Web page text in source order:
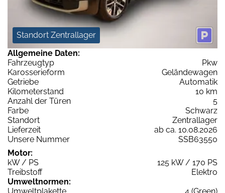
Standort Zentrallager
Allgemeine Daten:
Fahrzeugtyp
Pkw
Karosserieform
Geländewagen
Getriebe
Automatik
Kilometerstand
10 km
Anzahl der Türen
5
Farbe
Schwarz
Standort
Zentrallager
Lieferzeit
ab ca. 10.08.2026
Unsere Nummer
SSB63550
Motor:
kW / PS
125 kW / 170 PS
Treibstoff
Elektro
Umweltnormen: